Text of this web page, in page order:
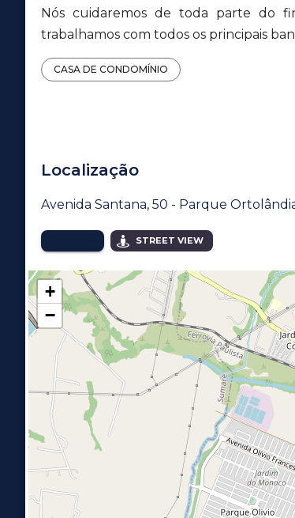
Nós cuidaremos de toda parte do
trabalhamos com todos os principais
CASA DE CONDOMÍNIO
Localização
Avenida Santana, 50 - Parque
STREET VIEW
+
−